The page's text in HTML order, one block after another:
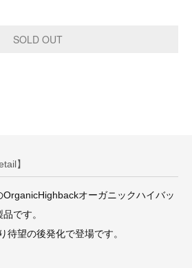
】
オーガニックハイバッ
です。
待望の後発化で登場です。